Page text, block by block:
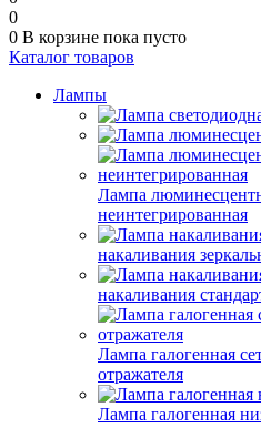
0
0 В корзине пока пусто
Каталог товаров
Лампы
Лампа
неинтегрированная
накаливания
накаливания
Лампа галогенная
отражателя
Лампа галогенная